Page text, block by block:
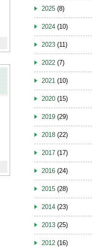
2025 (8)
2024 (10)
2023 (11)
2022 (7)
2021 (10)
2020 (15)
2019 (29)
2018 (22)
2017 (17)
2016 (24)
2015 (28)
2014 (23)
2013 (25)
2012 (16)